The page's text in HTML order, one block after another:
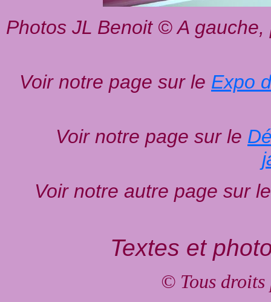
Photos JL Benoit © A
Voir notre page sur le Expo
Voir notre page sur le
Voir notre autre page sur
Textes et
© Tous droits